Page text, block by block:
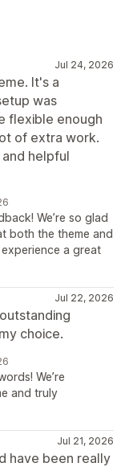
Jul 24, 2026
It's a
was
flexible enough
of extra work.
helpful
We’re so glad
both the theme and
a great
Jul 22, 2026
choice.
We’re
and truly
Jul 21, 2026
have been really